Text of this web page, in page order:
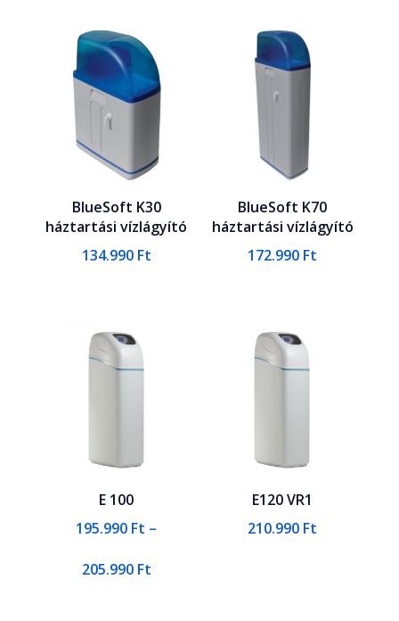
BlueSoft K30
háztartási vízlágyító
134.990 Ft
BlueSoft K70
háztartási vízlágyító
172.990 Ft
E 100
195.990 Ft –
205.990 FtÁrtartomány:
E120 VR1
210.990 Ft